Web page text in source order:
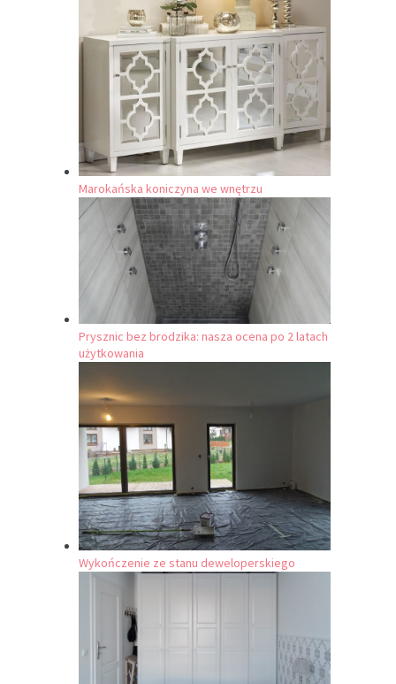
Marokańska koniczyna we wnętrzu
Prysznic bez brodzika: nasza ocena po 2 latach
użytkowania
Wykończenie ze stanu deweloperskiego